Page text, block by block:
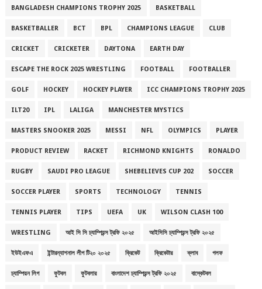
BANGLADESH CHAMPIONS TROPHY 2025 BASKETBALL
BASKETBALLER BCT BPL CHAMPIONS LEAGUE CLUB
CRICKET CRICKETER DAYTONA EARTH DAY
ESCAPE THE ROCK 2025 WRESTLING FOOTBALL FOOTBALLER
GOLF HOCKEY HOCKEY PLAYER ICC CHAMPIONS TROPHY 2025
ILT20 IPL LALIGA MANCHESTER MYSTICS
MASTERS SNOOKER 2025 MESSI NFL OLYMPICS PLAYER
PRODUCT REVIEW RACKET RICHMOND KNIGHTS RONALDO
RUGBY SAUDI PRO LEAGUE SHEBELIEVES CUP 202 SOCCER
SOCCER PLAYER SPORTS TECHNOLOGY TENNIS
TENNIS PLAYER TIPS UEFA UK WILSON CLASH 100
WRESTLING আই সি সি চ্যাম্পিয়ন্স ট্রফি ২০২৫ আইসিসি চ্যাম্পিয়ন্স ট্রফি ২০২৫
ইউইএফএ ইন্টারন্যাশনাল লীগ টি২০ ২০২৫ ক্রিকেট ক্রিকেটার ক্লাব গলফ
চ্যাম্পিয়ন লিগ ফুটবল ফুটবলার বাংলাদেশ চ্যাম্পিয়ন্স ট্রফি ২০২৫ বাস্কেটবল